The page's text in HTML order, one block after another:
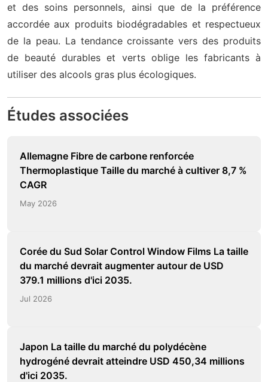
et des soins personnels, ainsi que de la préférence
accordée aux produits biodégradables et respectueux
de la peau. La tendance croissante vers des produits
de beauté durables et verts oblige les fabricants à
utiliser des alcools gras plus écologiques.
Études associées
Allemagne Fibre de carbone renforcée
Thermoplastique Taille du marché à cultiver 8,7 %
CAGR
May 2026
Corée du Sud Solar Control Window Films La taille
du marché devrait augmenter autour de USD
379.1 millions d'ici 2035.
Jul 2026
Japon La taille du marché du polydécène
hydrogéné devrait atteindre USD 450,34 millions
d'ici 2035.